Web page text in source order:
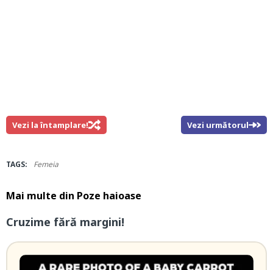
Vezi la întamplare! Vezi următorul
TAGS: Femeia
Mai multe din Poze haioase
Cruzime fără margini!